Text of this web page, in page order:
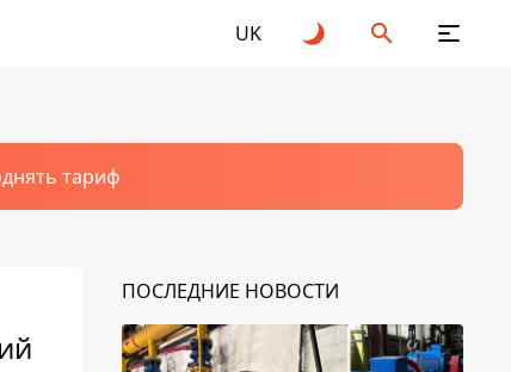
UK
тариф
ПОСЛЕДНИЕ НОВОСТИ